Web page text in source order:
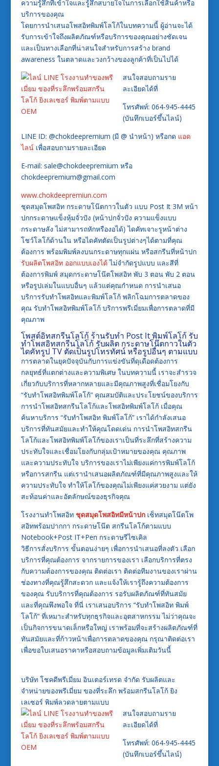
ความรู้สึกที่เข้าใจและรู้สึกสบายใจในการเลือกใช้สินค้าหรือ
บริการของคุณ
โดยการนำเสนอโพสอิทพิมพ์โลโก้ในบทความนี้ ผู้อ่านจะได้
รับการเข้าใจถึงผลิตภัณฑ์หรือบริการของคุณอย่างชัดเจน
และเป็นทางเลือกที่น่าสนใจสำหรับการสร้าง brand
awareness ในตลาดและวงกว้างของลูกค้าที่เป็นไปได้
สนใจสอบถามราย
ละเอียดได้ที่
โทรศัพท์: 064-945-4445
(บันทึกเบอร์ขึ้นไลน์)
LINE ID: @chokdeepremium (มี @ นำหน้า) หรือกด แอด
ไลน์เพื่อสอบถามรายละเอียด
E-mail: sale@chokdeepremium หรือ
chokdeepremium@gmail.com
www.chokdeepremiun.com
ชุดสมุดโพสอิท กระดาษโน๊ตกาวในตัว แบบ Post It 3M หน้า
ปกกระดาษแข็งหุ้มจั่วปัง (หน้าปกจั่วปัง ความแข็งแบบ
กระดาษลัง ไม่สามารถหักหรืองอได้) ไดคัทเจาะรูหน้าต่าง
โชว์โลโก้ด้านใน หรือไดคัทตัดเป็นรูปต่างๆได้ตามที่คุณ
ต้องการ พร้อมพิมพ์ลงบนกระดาษทุกแผ่น หรือสกรีนที่หน้าปก
รับผลิตโพสอิท ออกแบบเองได้ไม่จำกัดรูปแบบ และสีที่
ต้องการพิมพ์ สมุดกระดาษโน๊ตโพสอิท พับ 3 ตอน พับ 2 ตอน
หรือรูปเล่มในแบบอื่นๆ แล้วแต่คุณกำหนด การนำเสนอ
บริการรับทำโพสอิทและพิมพ์โลโก้ พลิกโฉมการตลาดของ
คุณ รับทำโพสอิทพิมพ์โลโก้ บริการพรีเมี่ยมเพื่อการตลาดที่มี
คุณภาพ
โพสต์อิทสกรีนโลโก้ ร้านรับทำ Post It พิมพ์โลโก้ รับ
ทำโพสอิทสกรีนโลโก้รับผลิต กระดาษโน๊ตกาวในตัว
ไดคัทรูป TV ตัดเป็นรูปโทรทัศน์ หรือรูปอื่นๆ ตามแบบ
การตลาดในยุคปัจจุบันกับการแข่งขันที่ดุเดือดต้องการ
กลยุทธ์ที่แตกต่างและความพิเศษ ในบทความนี้ เราจะสำรวจ
เกี่ยวกับบริการที่หลากหลายและมีคุณภาพสูงที่เชื่อมโยงกับ
“รับทำโพสอิทพิมพ์โลโก้” คุณสมบัติและประโยชน์ของบริการ
การนำโพสอิทสกรีนโลโก้และโพสอิทพิมพ์โลโก้ เมื่อคุณ
ค้นหาบริการ “รับทำโพสอิท พิมพ์โลโก้” เราได้กำลังเสนอ
บริการที่ทันสมัยและทำให้คุณโดดเด่น การนำโพสอิทสกรีน
โลโก้และโพสอิทพิมพ์โลโก้ของเราเป็นที่ระลึกที่สร้างความ
ประทับใจและเชื่อมโยงกับกลุ่มเป้าหมายของคุณ คุณภาพ
และความประทับใจ บริการของเราไม่เพียงแค่การพิมพ์โลโก้
หรือการสกรีน แต่เรานำเสนอผลิตภัณฑ์ที่มีคุณภาพสูงและให้
ความประทับใจ ทำให้โลโก้ของคุณไม่เพียงแค่สวยงาม แต่ยัง
สะท้อนค่าและอัตลักษณ์ของธุรกิจคุณ
โรงงานทำโพสอิท ชุดสมุดโพสอิทมีหน้าปกเซ็ทสมุดโน๊ตโพ
สอิทพร้อมปากกา กระดาษโน๊ต สกรีนโลโก้ตามแบบ
Notebook+Post IT+Pen กระดาษรีไซเคิล
วิธีการสั่งบริการ ขั้นตอนง่ายๆ เพื่อการนำเสนอที่ลงตัว เลือก
บริการที่คุณต้องการ จากรายการของเรา เลือกบริการที่ตรง
กับความต้องการของคุณ ติดต่อเรา ติดต่อทีมงานของเราผ่าน
ช่องทางที่คุณรู้สึกสะดวก และแจ้งให้เรารู้ถึงความต้องการ
ของคุณ รับบริการที่คุณต้องการ รอรับผลิตภัณฑ์ที่ทันสมัย
และที่คุณพึงพอใจ ที่นี่ เราเสนอบริการ “รับทำโพสอิท พิมพ์
โลโก้” ที่เหมาะสำหรับทุกธุรกิจและอุตสาหกรรม ไม่ว่าคุณจะ
เป็นกิจการขนาดเล็กหรือใหญ่ เราพร้อมที่จะสร้างผลิตภัณฑ์ที่
ทันสมัยและที่ก้าวหน้าเพื่อการตลาดของคุณ กรุณาติดต่อเรา
เพื่อขอใบเสนอราคาหรือสอบถามข้อมูลเพิ่มเติมวันนี้
บริษัท โชคดีพรีเมี่ยม อินเตอร์เทรด จำกัด รับผลิตและ
จำหน่ายของพรีเมี่ยม ของที่ระลึก พร้อมสกรีนโลโก้ ยิง
เลเซอร์ พิมพ์ลวดลายตามแบบ
สนใจสอบถามราย
ละเอียดได้ที่
โทรศัพท์: 064-945-4445
(บันทึกเบอร์ขึ้นไลน์)